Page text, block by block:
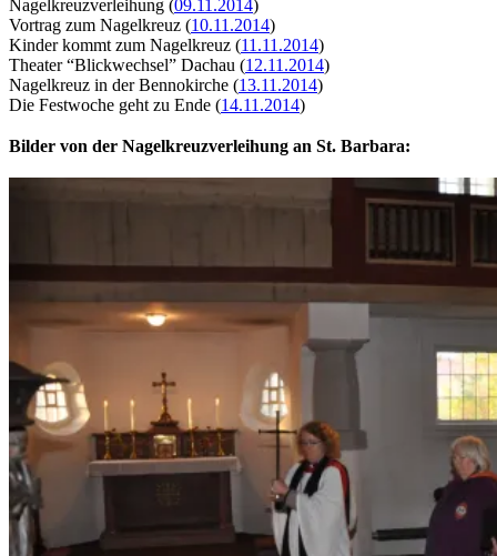
Nagelkreuzverleihung (09.11.2014)
Vortrag zum Nagelkreuz (10.11.2014)
Kinder kommt zum Nagelkreuz (11.11.2014)
Theater “Blickwechsel” Dachau (12.11.2014)
Nagelkreuz in der Bennokirche (13.11.2014)
Die Festwoche geht zu Ende (14.11.2014)
Bilder von der Nagelkreuzverleihung an St. Barbara: